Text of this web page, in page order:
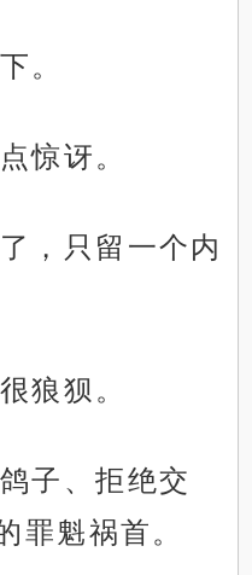
。
惊讶。
，只留一个内
狼狈。
子、拒绝交
罪魁祸首。